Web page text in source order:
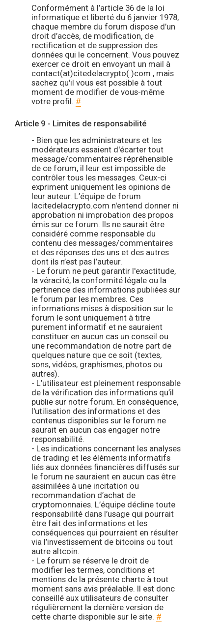
Conformément à l’article 36 de la loi
informatique et liberté du 6 janvier 1978,
chaque membre du forum dispose d’un
droit d’accès, de modification, de
rectification et de suppression des
données qui le concernent. Vous pouvez
exercer ce droit en envoyant un mail à
contact(at)citedelacrypto(.)com , mais
sachez qu'il vous est possible à tout
moment de modifier de vous-même
votre profil. #
Article 9 - Limites de responsabilité
- Bien que les administrateurs et les
modérateurs essaient d'écarter tout
message/commentaires répréhensible
de ce forum, il leur est impossible de
contrôler tous les messages. Ceux-ci
expriment uniquement les opinions de
leur auteur. L’équipe de forum
lacitedelacrypto.com n'entend donner ni
approbation ni improbation des propos
émis sur ce forum. Ils ne saurait être
considéré comme responsable du
contenu des messages/commentaires
et des réponses des uns et des autres
dont ils n’est pas l’auteur.
- Le forum ne peut garantir l'exactitude,
la véracité, la conformité légale ou la
pertinence des informations publiées sur
le forum par les membres. Ces
informations mises à disposition sur le
forum le sont uniquement à titre
purement informatif et ne sauraient
constituer en aucun cas un conseil ou
une recommandation de notre part de
quelques nature que ce soit (textes,
sons, vidéos, graphismes, photos ou
autres).
- L’utilisateur est pleinement responsable
de la vérification des informations qu’il
publie sur notre forum. En conséquence,
l'utilisation des informations et des
contenus disponibles sur le forum ne
saurait en aucun cas engager notre
responsabilité.
- Les indications concernant les analyses
de trading et les éléments informatifs
liés aux données financières diffusés sur
le forum ne sauraient en aucun cas être
assimilées à une incitation ou
recommandation d’achat de
cryptomonnaies. L’équipe décline toute
responsabilité dans l’usage qui pourrait
être fait des informations et les
conséquences qui pourraient en résulter
via l’investissement de bitcoins ou tout
autre altcoin.
- Le forum se réserve le droit de
modifier les termes, conditions et
mentions de la présente charte à tout
moment sans avis préalable. Il est donc
conseillé aux utilisateurs de consulter
régulièrement la dernière version de
cette charte disponible sur le site. #